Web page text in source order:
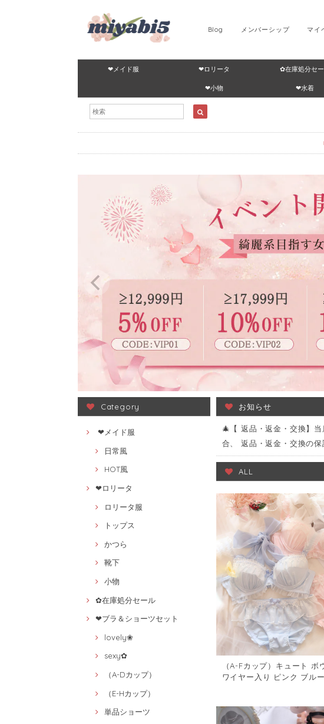
マイ
メンバーシップ
Blog
❤メイド服 ❤ロリータ ✿在庫処分セ
❤小物 ❤水着
SPRING SALE
Category
❤メイド服
日常風
HOT風
❤ロリータ
ロリータ服
トップス
かつら
靴下
小物
✿在庫処分セール
❤ブラ＆ショーツセット
lovely❀
sexy✿
（A-Dカップ）
（E-Hカップ）
単品ショーツ
お知らせ
🎄【 返品・返金・交換】
合、 返品・返金・交換の
ALL
（A-Fカップ）キュート ボ
ワイヤー入り ピンク ブル